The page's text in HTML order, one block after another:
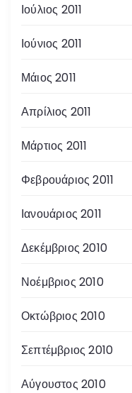
Ιούλιος 2011
Ιούνιος 2011
Μάιος 2011
Απρίλιος 2011
Μάρτιος 2011
Φεβρουάριος 2011
Ιανουάριος 2011
Δεκέμβριος 2010
Νοέμβριος 2010
Οκτώβριος 2010
Σεπτέμβριος 2010
Αύγουστος 2010